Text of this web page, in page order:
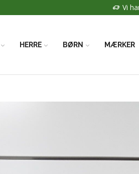
Vi
HERRE BØRN MÆRKER